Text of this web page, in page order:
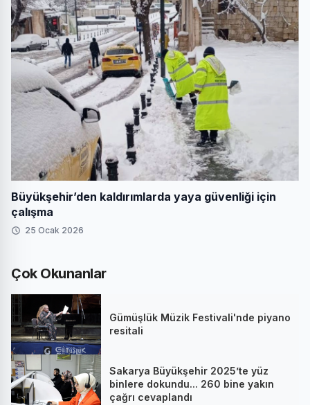
Büyükşehir’den kaldırımlarda yaya güvenliği için
çalışma
25 Ocak 2026
Çok Okunanlar
Gümüşlük Müzik Festivali'nde piyano
resitali
Sakarya Büyükşehir 2025’te yüz
binlere dokundu... 260 bine yakın
çağrı cevaplandı